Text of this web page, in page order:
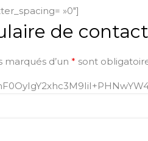
»0″]
de contact
marqués d’un * sont